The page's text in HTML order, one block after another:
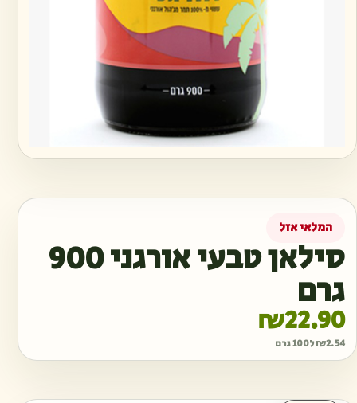
סילאן טבעי אורגני 900
גרם
₪22.90
₪2.54 ל100 גרם
המלאי אזל